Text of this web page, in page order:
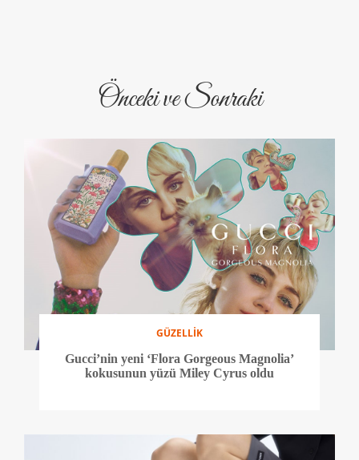
Önceki ve Sonraki
GÜZELLİK
Gucci’nin yeni ‘Flora Gorgeous Magnolia’
kokusunun yüzü Miley Cyrus oldu